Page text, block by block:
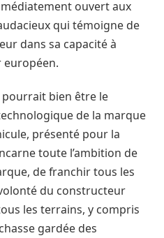
ouvert aux
qui témoigne de
dans sa capacité à
européen.
pourrait bien être le
de la marque
présenté pour la
toute l’ambition de
de franchir tous les
du constructeur
les terrains, y compris
gardée des